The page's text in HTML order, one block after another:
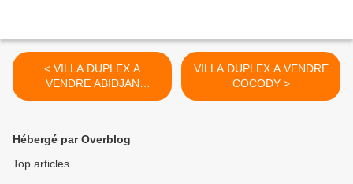
< VILLA DUPLEX A
VENDRE ABIDJAN
COCODY
VILLA DUPLEX A VENDRE
COCODY >
Hébergé par Overblog
Top articles